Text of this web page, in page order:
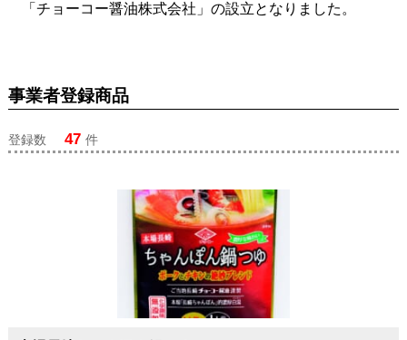
「チョーコー醤油株式会社」の設立となりました。
事業者登録商品
登録数 47 件